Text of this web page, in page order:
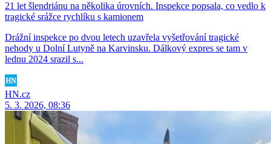
21 let šlendriánu na několika úrovních. Inspekce popsala, co vedlo k
tragické srážce rychlíku s kamionem
Drážní inspekce po dvou letech uzavřela vyšetřování tragické
nehody u Dolní Lutyně na Karvinsku. Dálkový expres se tam v
lednu 2024 srazil s...
HN.cz
5. 3. 2026, 08:36